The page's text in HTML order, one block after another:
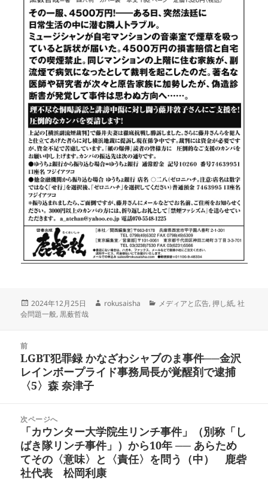
投
稿
2024年12月25日
作
rokusaisha
カ
メディアと広告,押し紙,社
会問題一般,黒薮哲哉
前
前
の
投
LGBT犯罪録 かなざわシャブのま事件──金沢
レインボープライド事務局長が覚醒剤で逮捕
〈5〉森 奈津子
次ページへ
次
の
投
稿:
「カウンター大学院生リンチ事件」（別称「し
ばき隊リンチ事件」）から10年 ── あらため
てその〈意味〉と〈責任〉を問う（中） 鹿砦
社代表 松岡利康